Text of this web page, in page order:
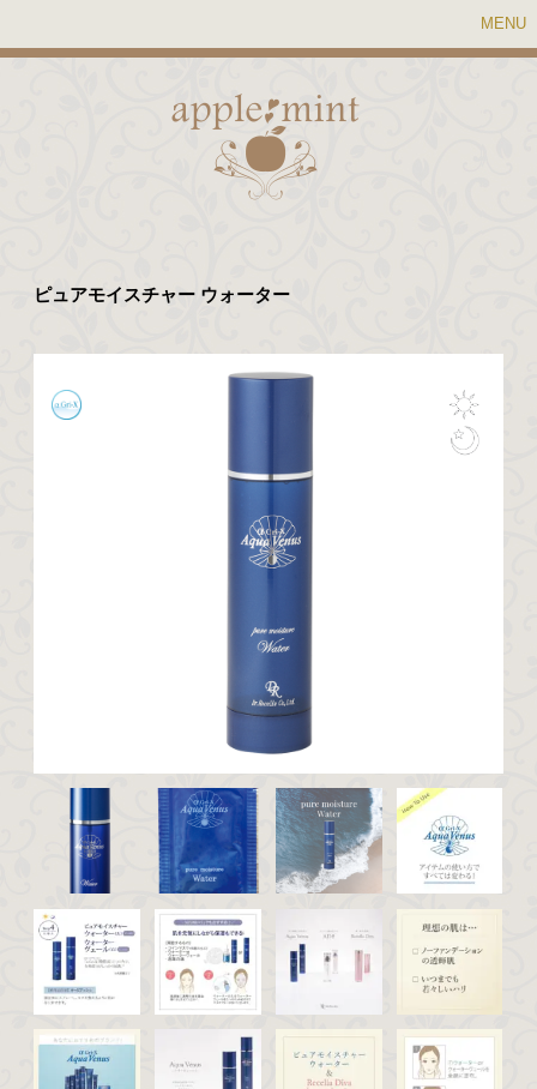
MENU
ピュアモイスチャー ウォーター